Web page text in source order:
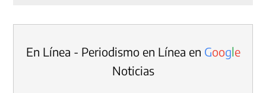
En Línea - Periodismo en Línea en Google
Noticias